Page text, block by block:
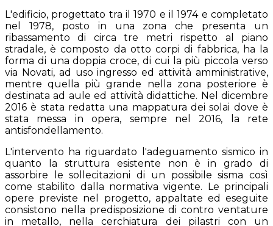
L'edificio, progettato tra il 1970 e il 1974 e completato
nel 1978, posto in una zona che presenta un
ribassamento di circa tre metri rispetto al piano
stradale, è composto da otto corpi di fabbrica, ha la
forma di una doppia croce, di cui la più piccola verso
via Novati, ad uso ingresso ed attività amministrative,
mentre quella più grande nella zona posteriore è
destinata ad aule ed attività didattiche. Nel dicembre
2016 è stata redatta una mappatura dei solai dove è
stata messa in opera, sempre nel 2016, la rete
antisfondellamento.
L'intervento ha riguardato l'adeguamento sismico in
quanto la struttura esistente non è in grado di
assorbire le sollecitazioni di un possibile sisma così
come stabilito dalla normativa vigente. Le principali
opere previste nel progetto, appaltate ed eseguite
consistono nella predisposizione di contro ventature
in metallo, nella cerchiatura dei pilastri con un